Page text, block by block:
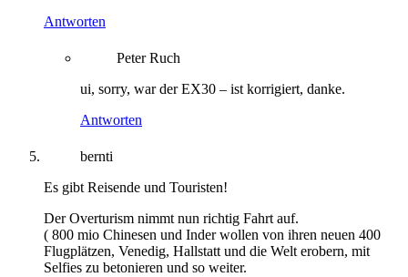
Antworten
Peter Ruch
ui, sorry, war der EX30 – ist korrigiert, danke.
Antworten
bernti
Es gibt Reisende und Touristen!
Der Overturism nimmt nun richtig Fahrt auf.
( 800 mio Chinesen und Inder wollen von ihren neuen 400
Flugplätzen, Venedig, Hallstatt und die Welt erobern, mit
Selfies zu betonieren und so weiter.